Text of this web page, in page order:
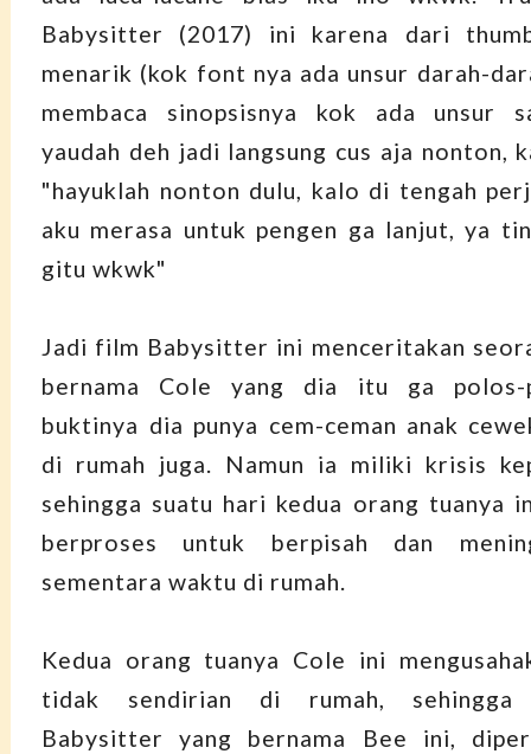
Babysitter (2017) ini karena dari
menarik (kok font nya ada unsur darah-
membaca sinopsisnya kok ada unsur
yaudah deh jadi langsung cus aja nonton,
"hayuklah nonton dulu, kalo di tengah
aku merasa untuk pengen ga lanjut, ya
gitu wkwk"
Jadi film Babysitter ini menceritakan
bernama Cole yang dia itu ga polos-
buktinya dia punya cem-ceman anak
di rumah juga. Namun ia miliki krisis
sehingga suatu hari kedua orang tuanya
berproses untuk berpisah dan
sementara waktu di rumah.
Kedua orang tuanya Cole ini
tidak sendirian di rumah, sehingga
Babysitter yang bernama Bee ini,